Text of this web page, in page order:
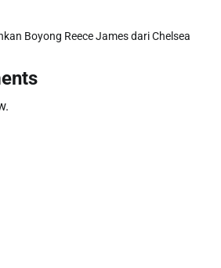
Boyong Reece James dari Chelsea